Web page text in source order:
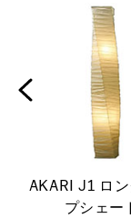
AKARI J1 ロン
プシェー